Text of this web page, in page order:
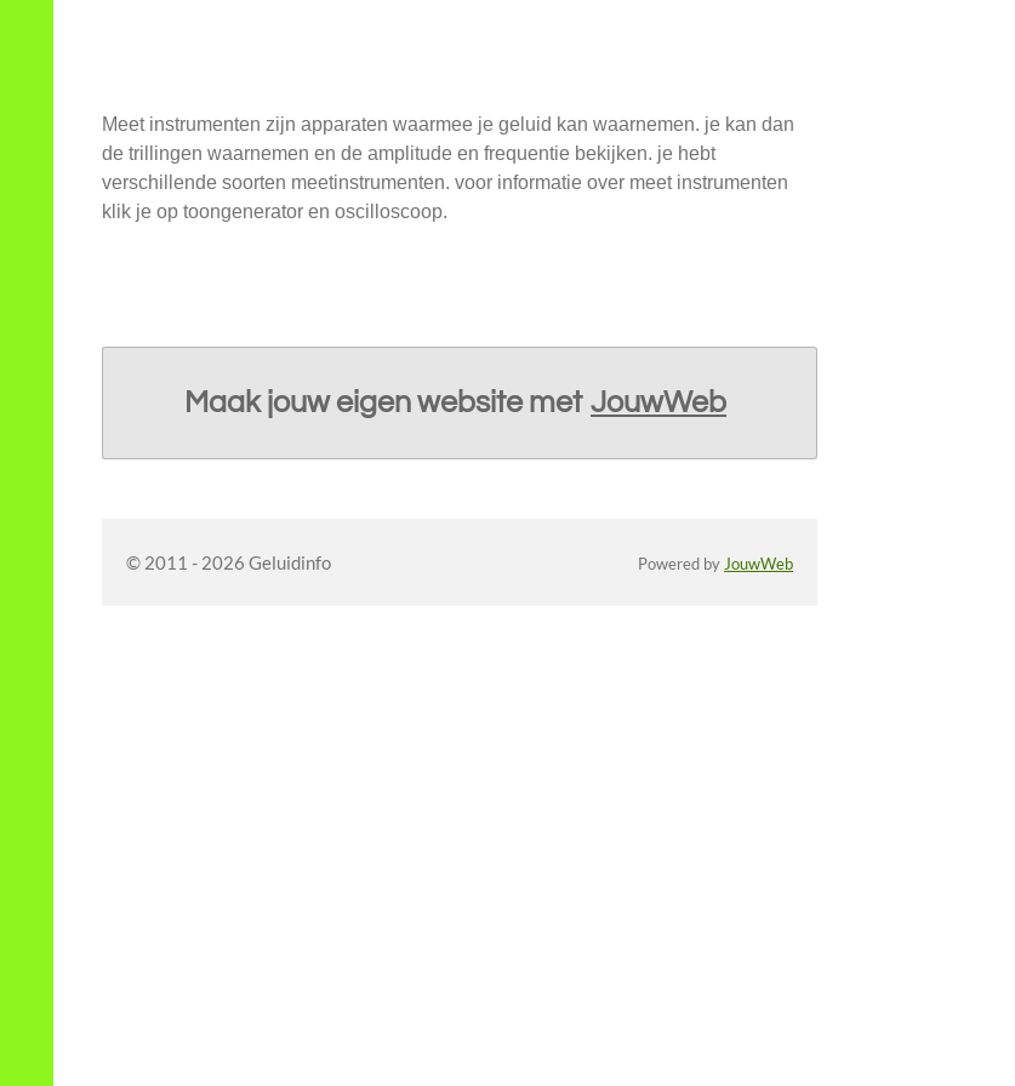
Meet instrumenten zijn apparaten waarmee je geluid kan waarnemen. je kan dan
de trillingen waarnemen en de amplitude en frequentie bekijken. je hebt
verschillende soorten meetinstrumenten. voor informatie over meet instrumenten
klik je op toongenerator en oscilloscoop.
Maak jouw eigen website met JouwWeb
© 2011 - 2026 Geluidinfo Powered byJouwWeb